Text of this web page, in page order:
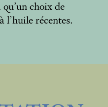
choix de
l’huile récentes.